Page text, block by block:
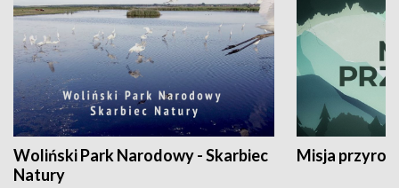
Woliński Park Narodowy - Skarbiec
Natury
Misja